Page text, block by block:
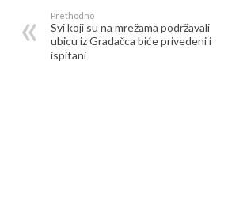
Prethodno
Svi koji su na mrežama podržavali
ubicu iz Gradačca biće privedeni i
ispitani